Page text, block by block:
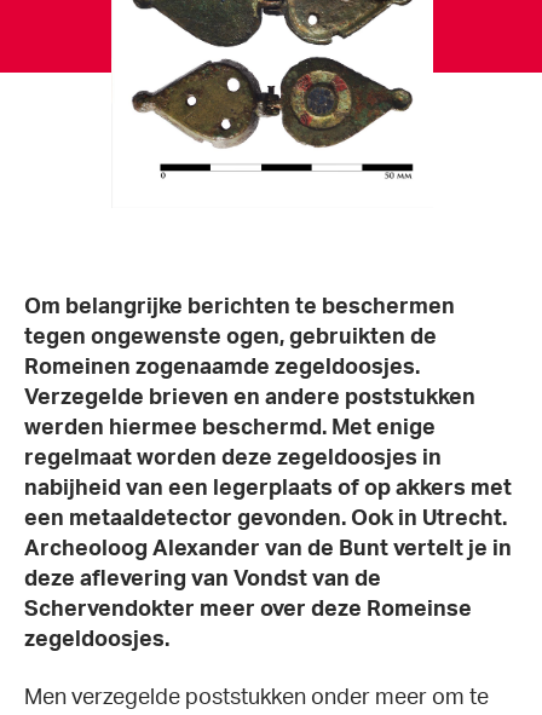
Om belangrijke berichten te beschermen
tegen ongewenste ogen, gebruikten de
Romeinen zogenaamde zegeldoosjes.
Verzegelde brieven en andere poststukken
werden hiermee beschermd. Met enige
regelmaat worden deze zegeldoosjes in
nabijheid van een legerplaats of op akkers met
een metaaldetector gevonden. Ook in Utrecht.
Archeoloog Alexander van de Bunt vertelt je in
deze aflevering van Vondst van de
Schervendokter meer over deze Romeinse
zegeldoosjes.
Men verzegelde poststukken onder meer om te